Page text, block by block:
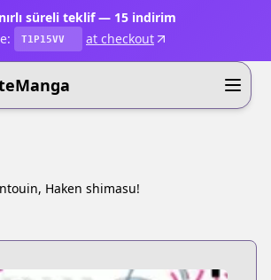
süreli teklif — 15 indirim
T1P15VV at checkout
Haken shimasu!